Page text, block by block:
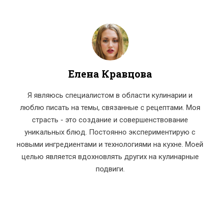
Елена Кравцова
Я являюсь специалистом в области кулинарии и
люблю писать на темы, связанные с рецептами. Моя
страсть - это создание и совершенствование
уникальных блюд. Постоянно экспериментирую с
новыми ингредиентами и технологиями на кухне. Моей
целью является вдохновлять других на кулинарные
подвиги.